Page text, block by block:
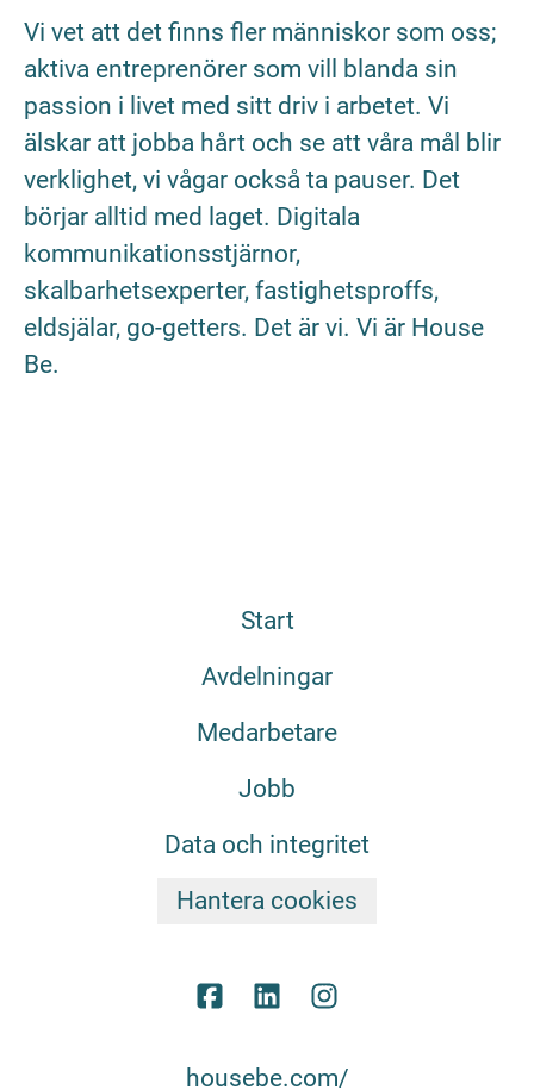
Vi vet att det finns fler människor som oss;
aktiva entreprenörer som vill blanda sin
passion i livet med sitt driv i arbetet. Vi
älskar att jobba hårt och se att våra mål blir
verklighet, vi vågar också ta pauser. Det
börjar alltid med laget. Digitala
kommunikationsstjärnor,
skalbarhetsexperter, fastighetsproffs,
eldsjälar, go-getters. Det är vi. Vi är House
Be.
Start
Avdelningar
Medarbetare
Jobb
Data och integritet
Hantera cookies
housebe.com/